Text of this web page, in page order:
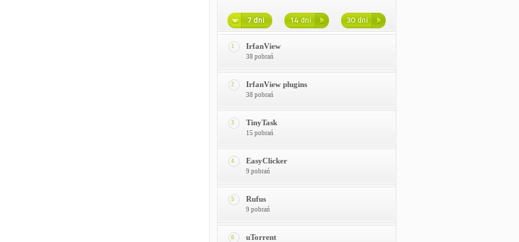
1 IrfanView
38 pobrań
2 IrfanView plugins
38 pobrań
3 TinyTask
15 pobrań
4 EasyClicker
9 pobrań
5 Rufus
9 pobrań
6 uTorrent